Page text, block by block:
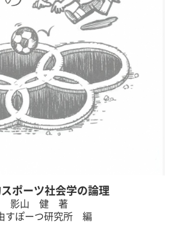
ポーツ社会学の論理
影山 健 著
すぽーつ研究所 編